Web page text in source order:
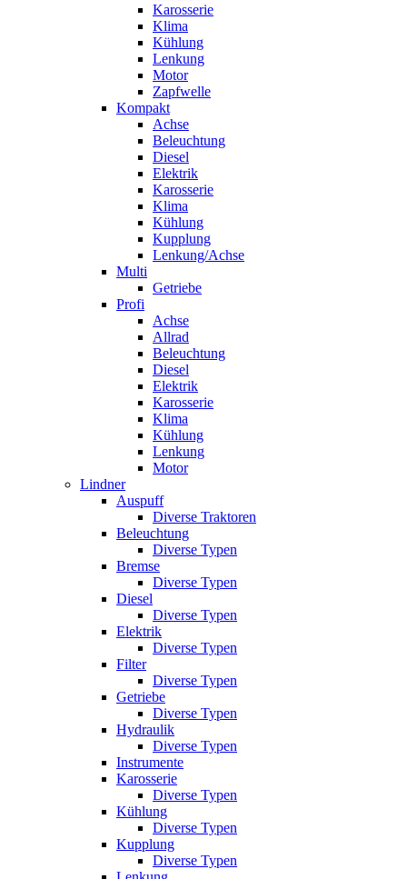
Karosserie
Klima
Kühlung
Lenkung
Motor
Zapfwelle
Kompakt
Achse
Beleuchtung
Diesel
Elektrik
Karosserie
Klima
Kühlung
Kupplung
Lenkung/Achse
Multi
Getriebe
Profi
Achse
Allrad
Beleuchtung
Diesel
Elektrik
Karosserie
Klima
Kühlung
Lenkung
Motor
Lindner
Auspuff
Diverse Traktoren
Beleuchtung
Diverse Typen
Bremse
Diverse Typen
Diesel
Diverse Typen
Elektrik
Diverse Typen
Filter
Diverse Typen
Getriebe
Diverse Typen
Hydraulik
Diverse Typen
Instrumente
Karosserie
Diverse Typen
Kühlung
Diverse Typen
Kupplung
Diverse Typen